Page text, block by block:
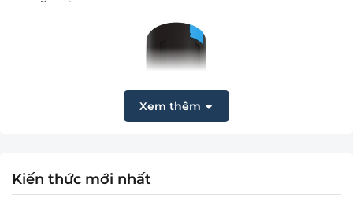
Xem thêm
Kiến thức mới nhất